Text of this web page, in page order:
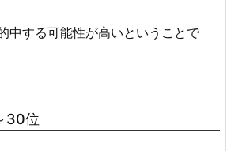
中する可能性が高いということで
30位